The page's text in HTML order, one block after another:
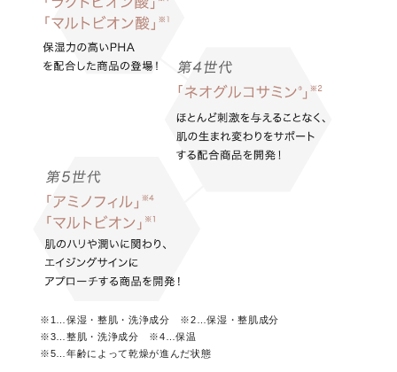
※1…保湿・整肌・洗浄成分 ※2…保湿・整肌成分
※3…整肌・洗浄成分 ※4…保温
※5…年齢によって乾燥が進んだ状態